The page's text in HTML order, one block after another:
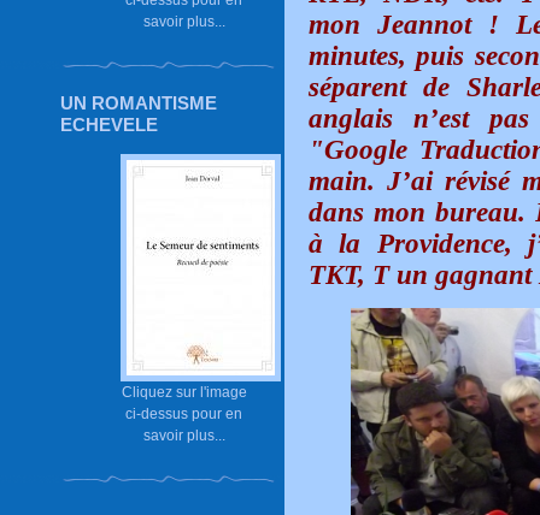
savoir plus...
UN ROMANTISME
ECHEVELE
Cliquez sur l'image
ci-dessus pour en
savoir plus...
mon Jeannot !
minutes, puis
séparent de
anglais n’est
"Google
main. J’ai révisé
dans mon bureau.
à la Providence,
TKT, T un